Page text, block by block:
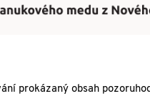
prokázaný obsah